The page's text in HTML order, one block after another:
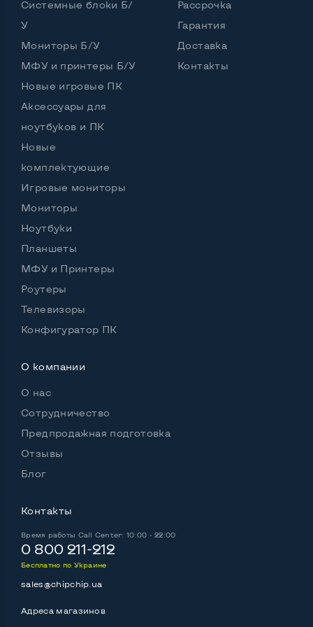
Интерфейс подключения Display portНет
Нет
Остальные возможности:
Блок питания
Регулировка положения дисплея
Наклон, вверх вниз
Особенности (изогнутый экран, цвет и пр.)
ЦветЧерный
Системные блоки Б/
У
Мониторы Б/У
МФУ и принтеры Б/У
Новые игровые ПК
Аксессуары для
ноутбуков и ПК
Новые
комплектующие
Игровые мониторы
Мониторы
Ноутбуки
Планшеты
МФУ и Принтеры
Роутеры
Телевизоры
Конфигуратор ПК
Рассрочка
Гарантия
Доставка
Контакты
О компании
О нас
Сотрудничество
Предпродажная подготовка
Отзывы
Блог
Контакты
Время работы Call Center: 10:00 - 22:00
0 800 211-212
Бесплатно по Украине
sales@chipchip.ua
Адреса магазинов